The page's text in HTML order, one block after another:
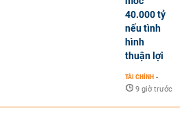
40.000 tỷ
nếu tình
hình
thuận lợi
TÀI CHÍNH -
9 giờ trước